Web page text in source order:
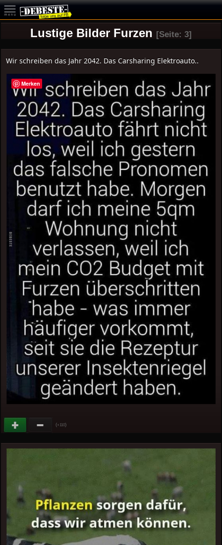
Lustige Bilder Furzen [Seite: 3]
Wir schreiben das Jahr 2042. Das Carsharing Elektroauto..
(+110)
Merken